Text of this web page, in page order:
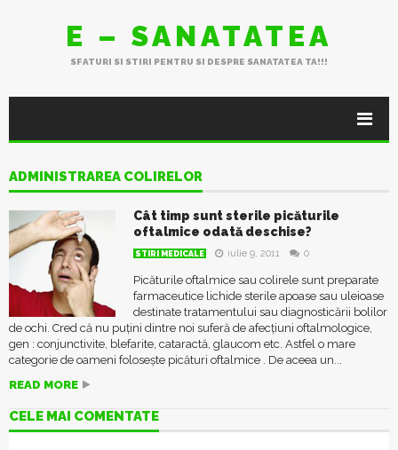
E – SANATATEA
SFATURI SI STIRI PENTRU SI DESPRE SANATATEA TA!!!
ADMINISTRAREA COLIRELOR
Cât timp sunt sterile picăturile
oftalmice odată deschise?
STIRI MEDICALE iulie 9, 2011 0
Picăturile oftalmice sau colirele sunt preparate
farmaceutice lichide sterile apoase sau uleioase
destinate tratamentului sau diagnosticării bolilor
de ochi. Cred că nu puțini dintre noi suferă de afecțiuni oftalmologice,
gen : conjunctivite, blefarite, cataractă, glaucom etc. Astfel o mare
categorie de oameni folosește picături oftalmice . De aceea un...
READ MORE
CELE MAI COMENTATE